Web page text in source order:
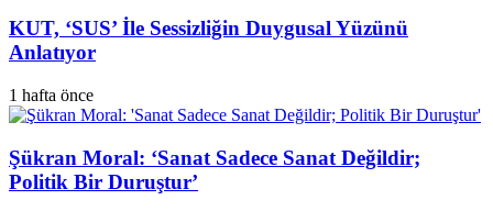
KUT, ‘SUS’ İle Sessizliğin Duygusal Yüzünü
Anlatıyor
1 hafta önce
Şükran Moral: ‘Sanat Sadece Sanat Değildir;
Politik Bir Duruştur’